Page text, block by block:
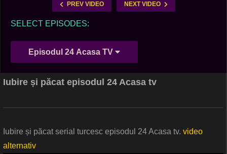
PREV VIDEO NEXT VIDEO
SELECT EPISODES:
Episodul 24 Acasa TV
Iubire și păcat episodul 24 Acasa tv
Iubire și păcat serial turcesc episodul 24 Acasa tv. video
alternativ